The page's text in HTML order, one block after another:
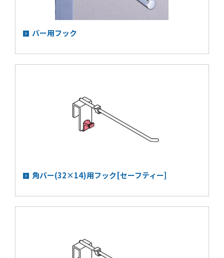
バー用フック
角バー(32×14)用フック[セーフティー]